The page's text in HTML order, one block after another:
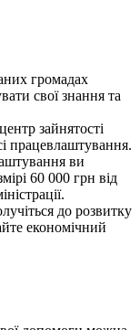
громадах
свої знання та
зайнятості
працевлаштування.
ви
60 000 грн від
до розвитку
економічний